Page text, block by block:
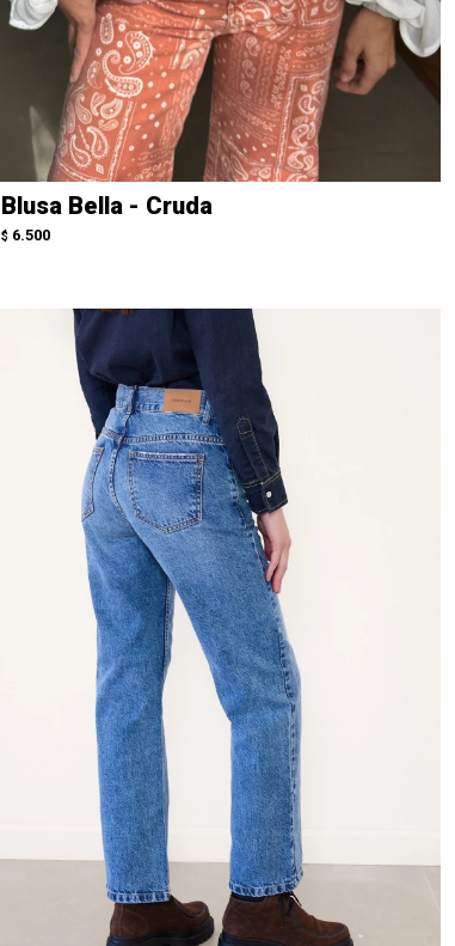
Blusa Bella - Cruda
$ 6.500